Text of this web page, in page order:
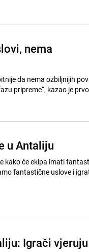
nema
da nema ozbiljnijih
pripreme“, kazao je
u Antaliju
kako će ekipa imati
fantastične uslove i
Igrači vjeruju